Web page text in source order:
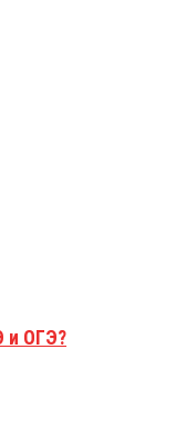
и ОГЭ?